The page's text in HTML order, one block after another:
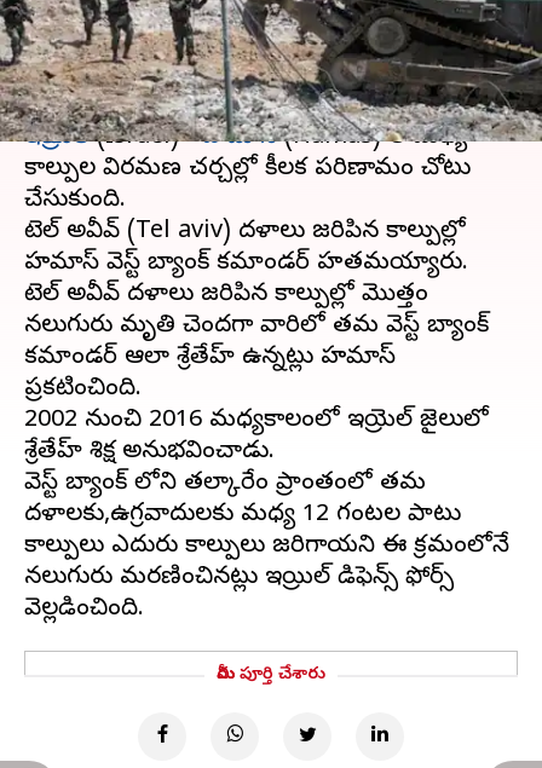
వ్రాసిన వారు Stalin May 05, 2024 07:09 pm
ఈ వార్తాకథనం ఏంటి
ఇజ్రాయెల్‌‌(Israel) -హమాస్(Hamas) ల మధ్య
కాల్పుల విరమణ చర్చల్లో కీలక పరిణామం చోటు
చేసుకుంది.
టెల్ అవీవ్ (Tel aviv) దళాలు జరిపిన కాల్పుల్లో
హమాస్ వెస్ట్ బ్యాంక్ కమాండర్ హతమయ్యారు.
టెల్ అవీవ్ దళాలు జరిపిన కాల్పుల్లో మొత్తం
నలుగురు మృతి చెందగా వారిలో తమ వెస్ట్ బ్యాంక్
కమాండర్ ఆలా శ్రేతేహ్ ఉన్నట్లు హమాస్
ప్రకటించింది.
2002 నుంచి 2016 మధ్యకాలంలో ఇజ్రాయెల్ జైలులో
శ్రేతేహ్ శిక్ష అనుభవించాడు.
వెస్ట్ బ్యాంక్ లోని తల్కారేం ప్రాంతంలో తమ
దళాలకు,ఉగ్రవాదులకు మధ్య 12 గంటల పాటు
కాల్పులు ఎదురు కాల్పులు జరిగాయని ఈ క్రమంలోనే
నలుగురు మరణించినట్లు ఇజ్రాయిల్ డిఫెన్స్ ఫోర్స్
మీరు పూర్తి చేశారు